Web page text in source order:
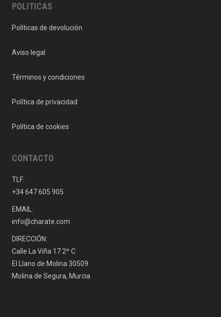
POLITICAS
Políticas de devolución
Aviso legal
Términos y condiciones
Política de privacidad
Política de cookies
CONTACTO
TLF:
+34 647 605 905
EMAIL:
info@charate.com
DIRECCIÓN:
Calle La Viña 17 2º C
El Llano de Molina 30509
Molina de Segura, Murcia